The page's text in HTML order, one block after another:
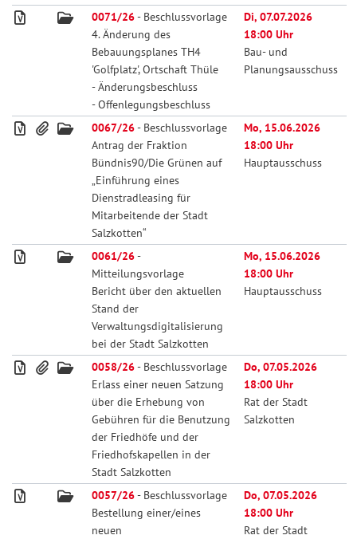
0071/26- Beschlussvorlage
4. Änderung des
Bebauungsplanes TH4
'Golfplatz', Ortschaft Thüle
- Änderungsbeschluss
- Offenlegungsbeschluss
Di, 07.07.2026
18:00 Uhr
Bau- und
Planungsausschuss
0067/26- Beschlussvorlage
Antrag der Fraktion
Bündnis90/Die Grünen auf
„Einführung eines
Dienstradleasing für
Mitarbeitende der Stadt
Salzkotten“
Mo, 15.06.2026
18:00 Uhr
Hauptausschuss
0061/26-
Mitteilungsvorlage
Bericht über den aktuellen
Stand der
Verwaltungsdigitalisierung
bei der Stadt Salzkotten
Mo, 15.06.2026
18:00 Uhr
Hauptausschuss
0058/26- Beschlussvorlage
Erlass einer neuen Satzung
über die Erhebung von
Gebühren für die Benutzung
der Friedhöfe und der
Friedhofskapellen in der
Stadt Salzkotten
Do, 07.05.2026
18:00 Uhr
Rat der Stadt
Salzkotten
0057/26- Beschlussvorlage
Bestellung einer/eines
neuen
Do, 07.05.2026
18:00 Uhr
Rat der Stadt